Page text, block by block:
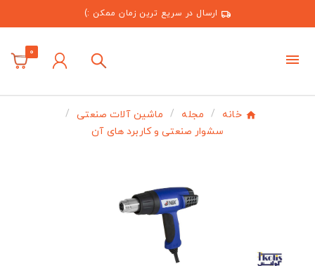
ارسال در سریع ترین زمان ممکن :)
0
خانه مجله
ماشین آلات صنعتی
سشوار صنعتی و کاربرد های آن